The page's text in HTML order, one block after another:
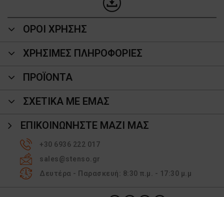
ΟΡΟΙ ΧΡΗΣΗΣ
ΧΡΗΣΙΜΕΣ ΠΛΗΡΟΦΟΡΙΕΣ
ΠΡΟΪΌΝΤΑ
ΣΧΕΤΙΚΑ ΜΕ ΕΜΑΣ
ΕΠΙΚΟΙΝΩΝΉΣΤΕ ΜΑΖΊ ΜΑΣ
+30 6936 222 017
sales@stenso.gr
Δευτέρα - Παρασκευή: 8:30 π.μ. - 17:30 μ.μ